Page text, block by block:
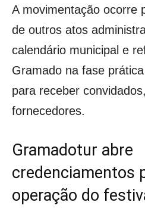
A movimentação ocorre
de outros atos
calendário municipal e
Gramado na fase
para receber
fornecedores.
Gramadotur abre
credenciamentos
operação do